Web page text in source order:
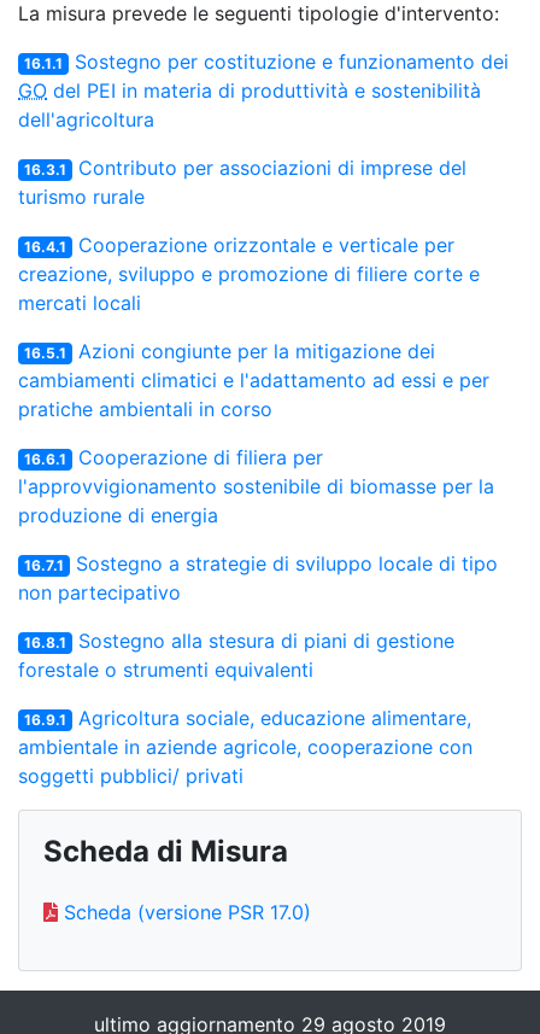
La misura prevede le seguenti tipologie d'intervento:
16.1.1
Sostegno per costituzione e funzionamento dei
GO del PEI in materia di produttività e sostenibilità
dell'agricoltura
16.3.1
Contributo per associazioni di imprese del
turismo rurale
16.4.1
Cooperazione orizzontale e verticale per
creazione, sviluppo e promozione di filiere corte e
mercati locali
16.5.1
Azioni congiunte per la mitigazione dei
cambiamenti climatici e l'adattamento ad essi e per
pratiche ambientali in corso
16.6.1
Cooperazione di filiera per
l'approvvigionamento sostenibile di biomasse per la
produzione di energia
16.7.1
Sostegno a strategie di sviluppo locale di tipo
non partecipativo
16.8.1
Sostegno alla stesura di piani di gestione
forestale o strumenti equivalenti
16.9.1
Agricoltura sociale, educazione alimentare,
ambientale in aziende agricole, cooperazione con
soggetti pubblici/ privati
Scheda di Misura
Scheda (versione PSR 17.0)
ultimo aggiornamento 29 agosto 2019